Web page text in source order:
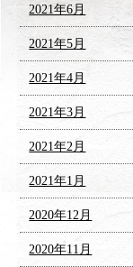
2021年6月
2021年5月
2021年4月
2021年3月
2021年2月
2021年1月
2020年12月
2020年11月